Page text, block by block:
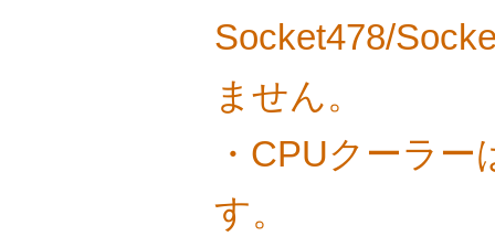
Socket478/
ません。
・CPUクーラ
す。